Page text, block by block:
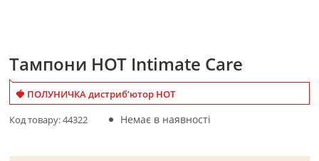
Тампони HOT Intimate Care
🍓 ПОЛУНИЧКА дистриб’ютор HOT
Код товару:44322 Немає в наявності